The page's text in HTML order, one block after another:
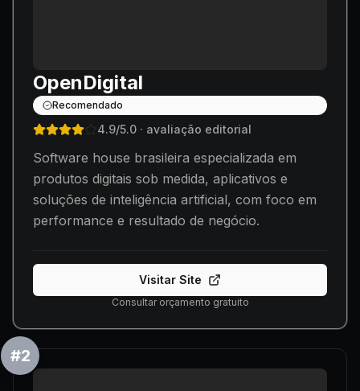
OpenDigital
Recomendado
4.9/5.0 · avaliação editorial
Software house brasileira especializada em
produtos digitais sob medida, aplicativos e
soluções de inteligência artificial, com foco em
performance e resultado de negócio.
Visitar Site
Consultar orçamento gratuito
#2